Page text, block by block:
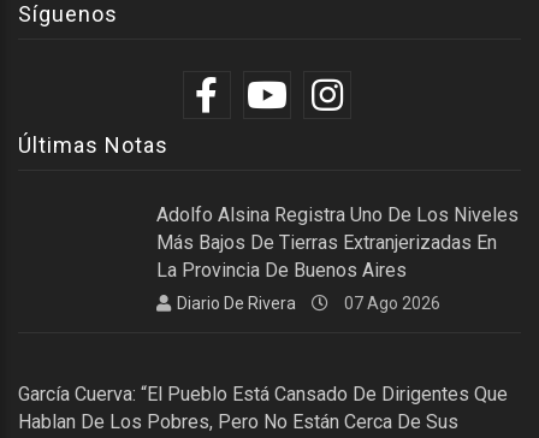
Síguenos
Últimas Notas
Adolfo Alsina Registra Uno De Los Niveles
Más Bajos De Tierras Extranjerizadas En
La Provincia De Buenos Aires
Diario De Rivera 07 Ago 2026
García Cuerva: “El Pueblo Está Cansado De Dirigentes Que
Hablan De Los Pobres, Pero No Están Cerca De Sus